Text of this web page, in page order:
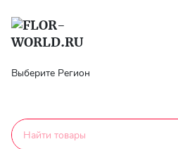
Выберите Регион